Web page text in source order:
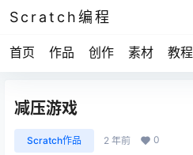
Scratch编程
首页 作品 创作 素材 教程
减压游戏
Scratch作品 2 年前 0